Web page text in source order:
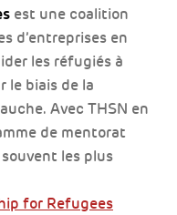
est une coalition
d’entreprises en
les réfugiés à
le biais de la
Avec THSN en
de mentorat
les plus
for Refugees